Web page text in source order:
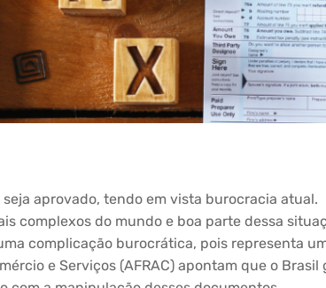
aprovado, tendo em vista burocracia atual.
complexos do mundo e boa parte dessa
complicação burocrática, pois representa
e Serviços (AFRAC) apontam que o